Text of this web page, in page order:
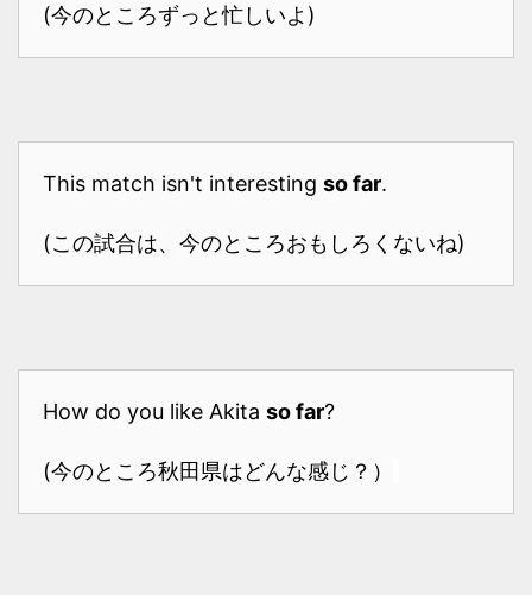
(今のところずっと忙しいよ)
This match isn't interesting so far.
(この試合は、今のところおもしろくないね)
How do you like Akita so far?
(今のところ秋田県はどんな感じ？）